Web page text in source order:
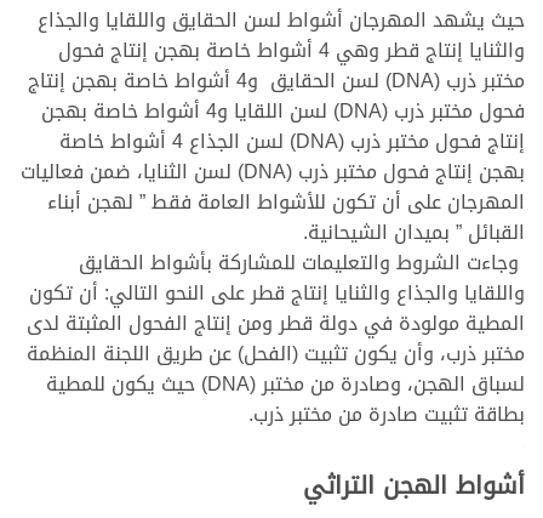
حيث يشهد المهرجان أشواط لسن الحقايق واللقايا والجذاع
والثنايا إنتاج قطر وهي 4 أشواط خاصة بهجن إنتاج فحول
مختبر ذرب (DNA) لسن الحقايق و4 أشواط خاصة بهجن إنتاج
فحول مختبر ذرب (DNA) لسن اللقايا و4 أشواط خاصة بهجن
إنتاج فحول مختبر ذرب (DNA) لسن الجذاع 4 أشواط خاصة
بهجن إنتاج فحول مختبر ذرب (DNA) لسن الثنايا، ضمن فعاليات
المهرجان على أن تكون للأشواط العامة فقط ” لهجن أبناء
القبائل ” بميدان الشيحانية.
وجاءت الشروط والتعليمات للمشاركة بأشواط الحقايق
واللقايا والجذاع والثنايا إنتاج قطر على النحو التالي: أن تكون
المطية مولودة في دولة قطر ومن إنتاج الفحول المثبتة لدى
مختبر ذرب، وأن يكون تثبيت (الفحل) عن طريق اللجنة المنظمة
لسباق الهجن، وصادرة من مختبر (DNA) حيث يكون للمطية
بطاقة تثبيت صادرة من مختبر ذرب.
أشواط الهجن التراثي